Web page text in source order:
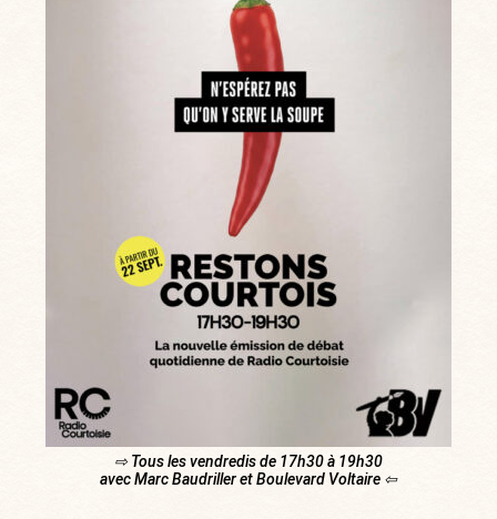
⇨ Tous les vendredis de 17h30 à 19h30
avec Marc Baudriller et Boulevard Voltaire ⇦